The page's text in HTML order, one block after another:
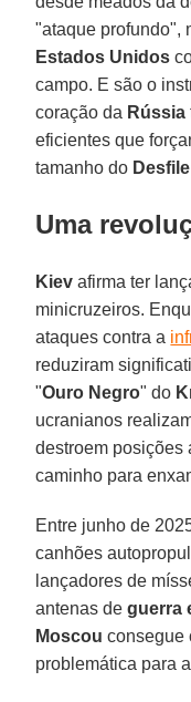
"ataque profundo",
Estados Unidos
campo. E são o
coração da Rússia
eficientes que
tamanho do
Uma
Kiev afirma ter
minicruzeiros.
ataques contra a
reduziram
"Ouro Negro" do
ucranianos
destroem posições
caminho para
Entre junho de
canhões
lançadores de
antenas deguerra
Moscou consegue
problemática para